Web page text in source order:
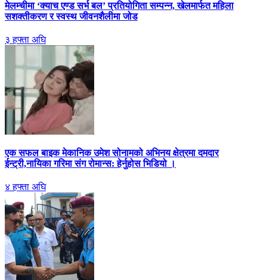
मेलम्चीमा ‘क्याच एण्ड सर्भ बल’ प्रतियोगिता सम्पन्न, खेलमार्फत महिला
सशक्तीकरण र स्वस्थ जीवनशैलीमा जोड
३ हफ्ता अघि
एक सफल बाइक मेकानिक उमेश सोनामको अभिनय क्षेत्रमा दमदार
ईन्ट्री,नायिका गरिमा संग रोमान्स: हेर्नुहोस भिडियो ।
४ हफ्ता अघि